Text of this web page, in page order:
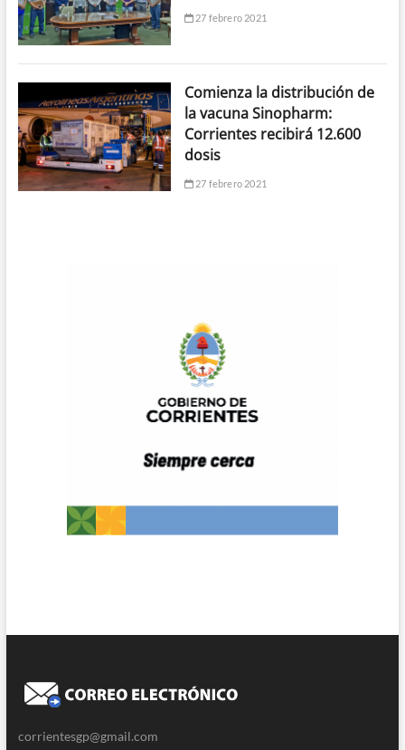
27 febrero 2021
Comienza la distribución de
la vacuna Sinopharm:
Corrientes recibirá 12.600
dosis
27 febrero 2021
corrientesgp@gmail.com